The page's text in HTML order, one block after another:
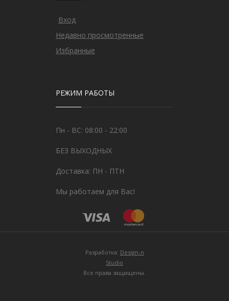
Вход
Недавно просмотренные
Избранные
РЕЖИМ РАБОТЫ
Пн - ВС: 08:00 - 22:00
БЕЗ ВЫХОДНЫХ
Доставка: ПН - ПТН
Мы работаем для Вас!
Разработка: Design-n
Studio
Все права защищены.